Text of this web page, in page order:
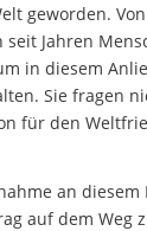
geworden.
seit Jahren
in diesem
Sie fragen
für den
an diesem
auf dem Weg